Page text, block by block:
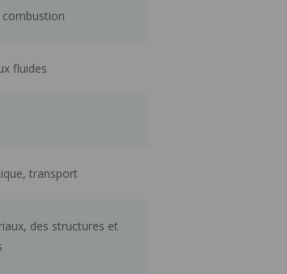
combustion
fluides
transport
des structures et